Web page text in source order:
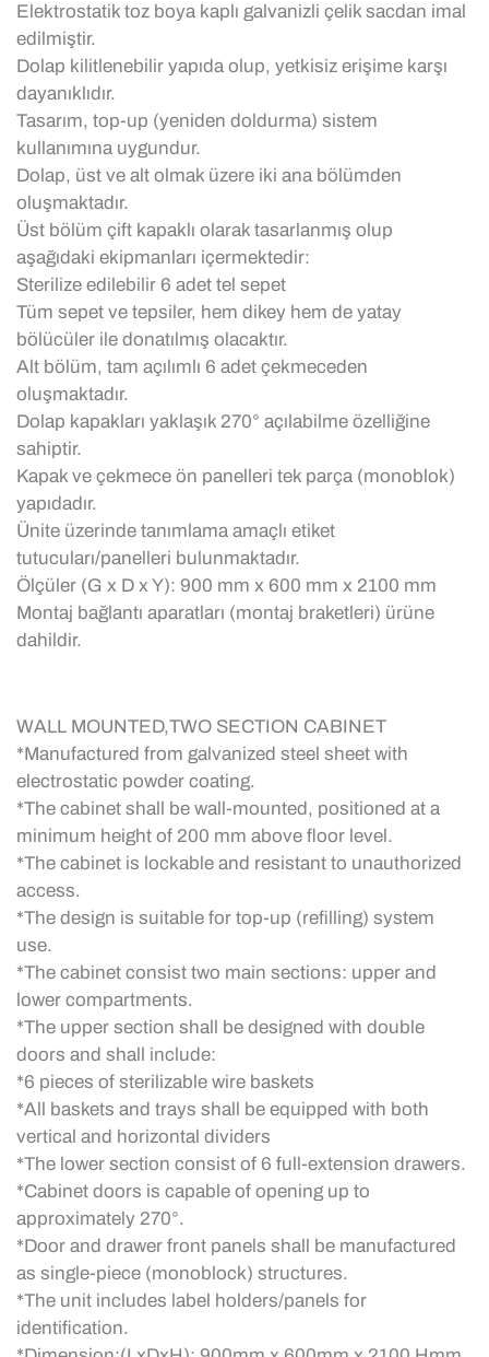
Elektrostatik toz boya kaplı galvanizli çelik sacdan imal
edilmiştir.
Dolap kilitlenebilir yapıda olup, yetkisiz erişime karşı
dayanıklıdır.
Tasarım, top-up (yeniden doldurma) sistem
kullanımına uygundur.
Dolap, üst ve alt olmak üzere iki ana bölümden
oluşmaktadır.
Üst bölüm çift kapaklı olarak tasarlanmış olup
aşağıdaki ekipmanları içermektedir:
Sterilize edilebilir 6 adet tel sepet
Tüm sepet ve tepsiler, hem dikey hem de yatay
bölücüler ile donatılmış olacaktır.
Alt bölüm, tam açılımlı 6 adet çekmeceden
oluşmaktadır.
Dolap kapakları yaklaşık 270° açılabilme özelliğine
sahiptir.
Kapak ve çekmece ön panelleri tek parça (monoblok)
yapıdadır.
Ünite üzerinde tanımlama amaçlı etiket
tutucuları/panelleri bulunmaktadır.
Ölçüler (G x D x Y): 900 mm x 600 mm x 2100 mm
Montaj bağlantı aparatları (montaj braketleri) ürüne
dahildir.
WALL MOUNTED,TWO SECTION CABINET
*Manufactured from galvanized steel sheet with
electrostatic powder coating.
*The cabinet shall be wall-mounted, positioned at a
minimum height of 200 mm above floor level.
*The cabinet is lockable and resistant to unauthorized
access.
*The design is suitable for top-up (refilling) system
use.
*The cabinet consist two main sections: upper and
lower compartments.
*The upper section shall be designed with double
doors and shall include:
*6 pieces of sterilizable wire baskets
*All baskets and trays shall be equipped with both
vertical and horizontal dividers
*The lower section consist of 6 full-extension drawers.
*Cabinet doors is capable of opening up to
approximately 270°.
*Door and drawer front panels shall be manufactured
as single-piece (monoblock) structures.
*The unit includes label holders/panels for
identification.